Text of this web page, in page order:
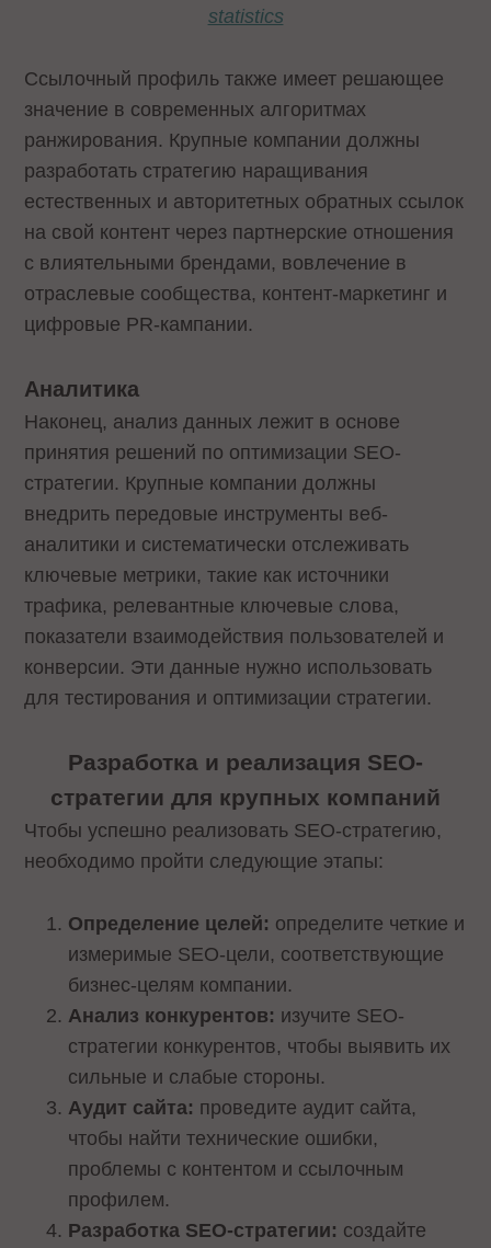
statistics
Ссылочный профиль также имеет решающее
значение в современных алгоритмах
ранжирования. Крупные компании должны
разработать стратегию наращивания
естественных и авторитетных обратных ссылок
на свой контент через партнерские отношения
с влиятельными брендами, вовлечение в
отраслевые сообщества, контент-маркетинг и
цифровые PR-кампании.
Аналитика
Наконец, анализ данных лежит в основе
принятия решений по оптимизации SEO-
стратегии. Крупные компании должны
внедрить передовые инструменты веб-
аналитики и систематически отслеживать
ключевые метрики, такие как источники
трафика, релевантные ключевые слова,
показатели взаимодействия пользователей и
конверсии. Эти данные нужно использовать
для тестирования и оптимизации стратегии.
Разработка и реализация SEO-
стратегии для крупных компаний
Чтобы успешно реализовать SEO-стратегию,
необходимо пройти следующие этапы:
Определение целей: определите четкие и
измеримые SEO-цели, соответствующие
бизнес-целям компании.
Анализ конкурентов: изучите SEO-
стратегии конкурентов, чтобы выявить их
сильные и слабые стороны.
Аудит сайта: проведите аудит сайта,
чтобы найти технические ошибки,
проблемы с контентом и ссылочным
профилем.
Разработка SEO-стратегии: создайте